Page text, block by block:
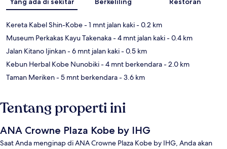
Kereta Kabel Shin-Kobe- 1 mnt jalan kaki- 0.2 km
Museum Perkakas Kayu Takenaka- 4 mnt jalan kaki- 0.4 km
Jalan Kitano Ijinkan- 6 mnt jalan kaki- 0.5 km
Kebun Herbal Kobe Nunobiki- 4 mnt berkendara- 2.0 km
Taman Meriken- 5 mnt berkendara- 3.6 km
Tentang properti ini
ANA Crowne Plaza Kobe by IHG
Saat Anda menginap di ANA Crowne Plaza Kobe by IHG, Anda akan